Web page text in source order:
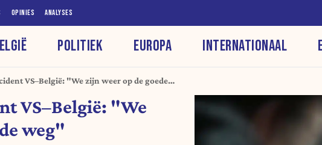
OPINIES ANALYSES
POLITIEK EUROPA INTERNATIONAAL
VS–België: "We zijn weer op de goede
VS–België: "We
weg"